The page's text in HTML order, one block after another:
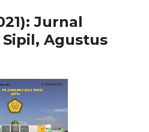
Jurnal
Agustus